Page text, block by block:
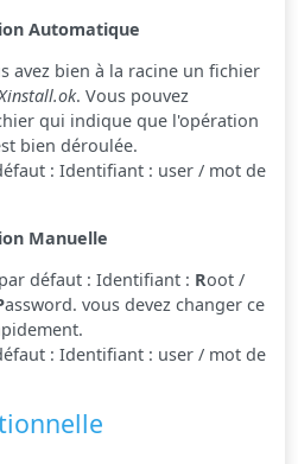
Automatique
avez bien à la racine un fichier
. Vous pouvez
qui indique que l'opération
bien déroulée.
: Identifiant : user / mot de
Manuelle
défaut : Identifiant : Root /
assword. vous devez changer ce
: Identifiant : user / mot de